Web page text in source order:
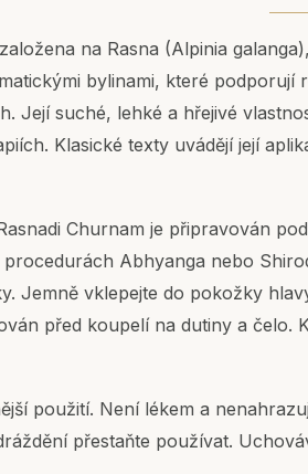
na Rasna (Alpinia
bylinami, které
Její suché, lehké a hřejivé
Klasické texty uvádějí její
Churnam je připravován
procedurách Abhyanga nebo
Jemně vklepejte do pokožky
před koupelí na dutiny a čelo.
použití. Není lékem a
přestaňte používat.